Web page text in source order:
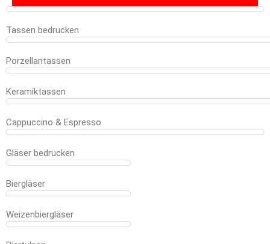
Tassen bedrucken
Porzellantassen
Keramiktassen
Cappuccino & Espresso
Gläser bedrucken
Biergläser
Weizenbiergläser